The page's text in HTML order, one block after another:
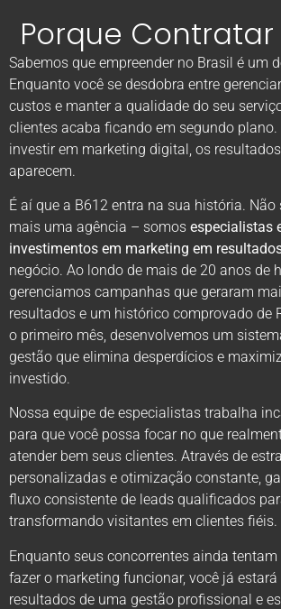
Porque Contratar
Sabemos que empreender no Brasil é um
Enquanto você se desdobra entre
custos e manter a qualidade do seu
clientes acaba ficando em segundo plano.
investir em marketing digital, os
aparecem.
É aí que a B612 entra na sua história.
mais uma agência – somos especialistas
investimentos em marketing em
negócio. Ao londo de mais de 20 anos de
gerenciamos campanhas que geraram
resultados e um histórico comprovado de
o primeiro mês, desenvolvemos um
gestão que elimina desperdícios e
investido.
Nossa equipe de especialistas trabalha
para que você possa focar no que
atender bem seus clientes. Através de
personalizadas e otimização constante,
fluxo consistente de leads qualificados
transformando visitantes em clientes fiéis.
Enquanto seus concorrentes ainda
fazer o marketing funcionar, você já
resultados de uma gestão profissional e